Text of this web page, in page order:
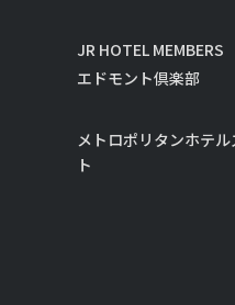
JR HOTEL MEMBERS
エドモント倶楽部
メトロポリタンホテ
ト